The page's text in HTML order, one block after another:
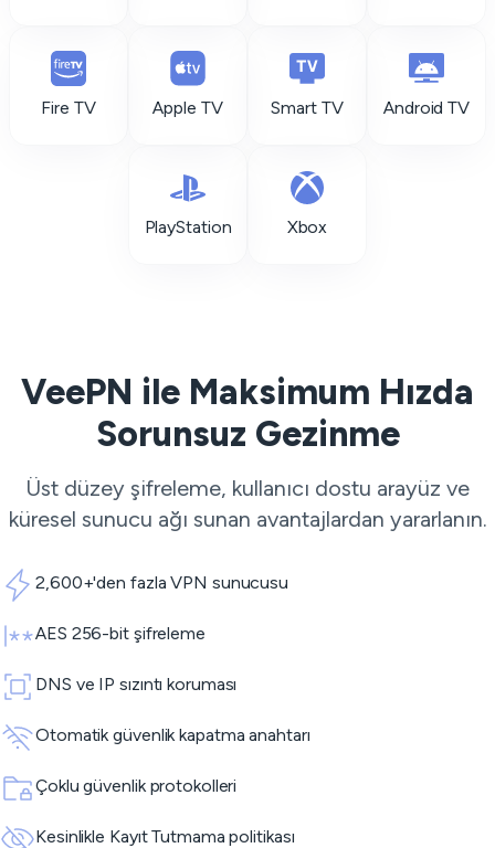
Fire TV Apple TV Smart TV Android TV
PlayStation Xbox
VeePN ile Maksimum Hızda
Sorunsuz Gezinme
Üst düzey şifreleme, kullanıcı dostu arayüz ve
küresel sunucu ağı sunan avantajlardan yararlanın.
2,600+'den fazla VPN sunucusu
AES 256-bit şifreleme
DNS ve IP sızıntı koruması
Otomatik güvenlik kapatma anahtarı
Çoklu güvenlik protokolleri
Kesinlikle Kayıt Tutmama politikası